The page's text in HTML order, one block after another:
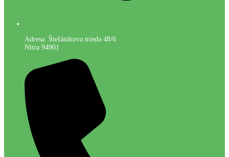
Adresa: Štefánikova trieda 48/6
Nitra 94901